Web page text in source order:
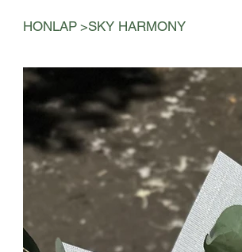
HONLAP >SKY HARMONY